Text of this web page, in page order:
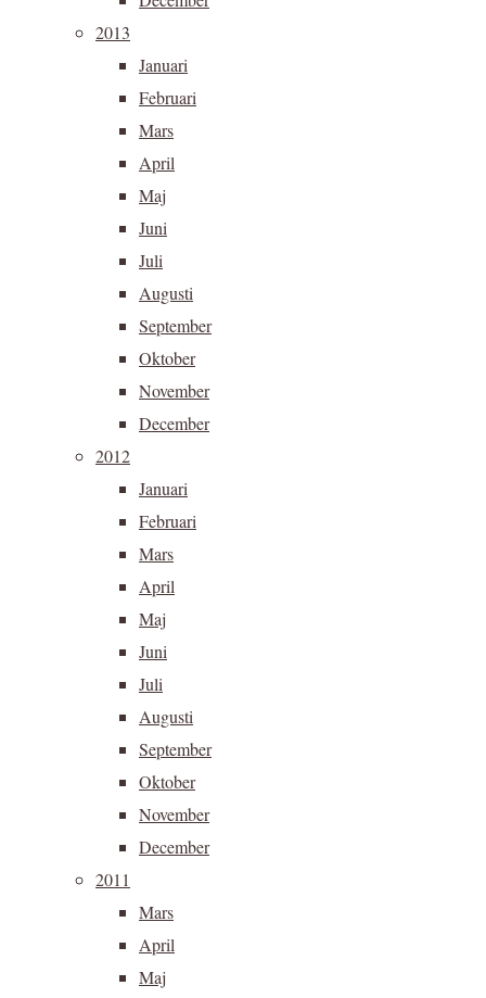
2013
Januari
Februari
Mars
April
Maj
Juni
Juli
Augusti
September
Oktober
November
December
2012
Januari
Februari
Mars
April
Maj
Juni
Juli
Augusti
September
Oktober
November
December
2011
Mars
April
Maj